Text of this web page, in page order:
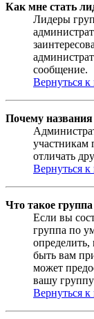
Как мне стать
Лидеры
сообщение.
Вернуться к
Почему
участникам
отличать
Вернуться к
Что такое
Если вы
группа по
быть вам
может
вашу
Вернуться к